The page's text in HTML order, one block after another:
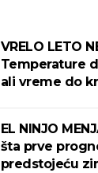
VRELO LETO
Temperature
ali vreme do
EL NINJO
šta prve
predstojeću